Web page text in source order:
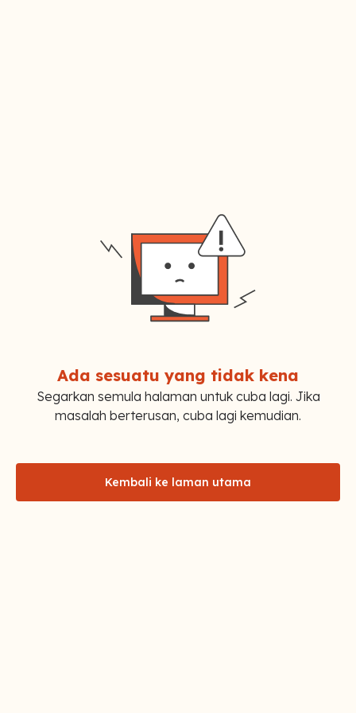
Ada sesuatu yang tidak kena
Segarkan semula halaman untuk cuba lagi. Jika
masalah berterusan, cuba lagi kemudian.
Kembali ke laman utama